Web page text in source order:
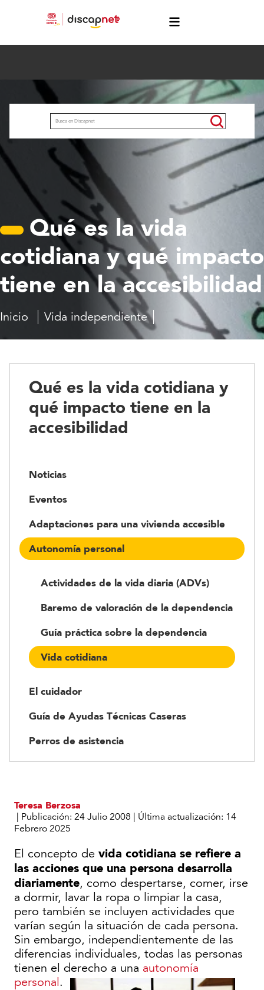
Qué es la vida
cotidiana y qué impacto
tiene en la accesibilidad
Inicio Vida independiente
Autonomía
personal
Qué
vida
y
qué
impacto
Qué es la vida cotidiana y
qué impacto tiene en la
accesibilidad
Noticias
Eventos
Adaptaciones para una vivienda accesible
Autonomía personal
Actividades de la vida diaria (ADVs)
Baremo de valoración de la dependencia
Guía práctica sobre la dependencia
Vida cotidiana
El cuidador
Guía de Ayudas Técnicas Caseras
Perros de asistencia
Teresa Berzosa
| Publicación: 24 Julio 2008 | Última actualización: 14
Febrero 2025
El concepto de vida cotidiana se refiere a
las acciones que una persona desarrolla
diariamente, como despertarse, comer, irse
a dormir, lavar la ropa o limpiar la casa,
pero también se incluyen actividades que
varían según la situación de cada persona.
Sin embargo, independientemente de las
diferencias individuales, todas las personas
tienen el derecho a una autonomía
personal .